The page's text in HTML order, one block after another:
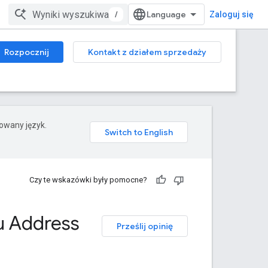
/ Zaloguj się
Rozpocznij
Kontakt z działem sprzedaży
język.
Czy te wskazówki były pomocne?
Prześlij opinię
Address